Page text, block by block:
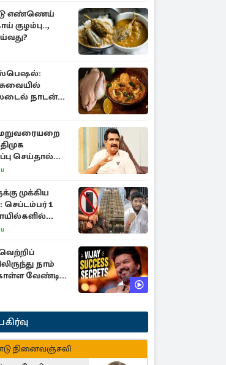
எண்ணெய்
குழம்பு..,
ஸ்பெஷல்:
சுவையில்
நாடன்
ரெசிபி!
மறுவரையறை
செய்தால்
கருதப்படும்
முக்கிய
செப்டம்பர் 1
தடை!
நாம்
வேண்டிய
விடயங்கள்!
நினைவஞ்சலி